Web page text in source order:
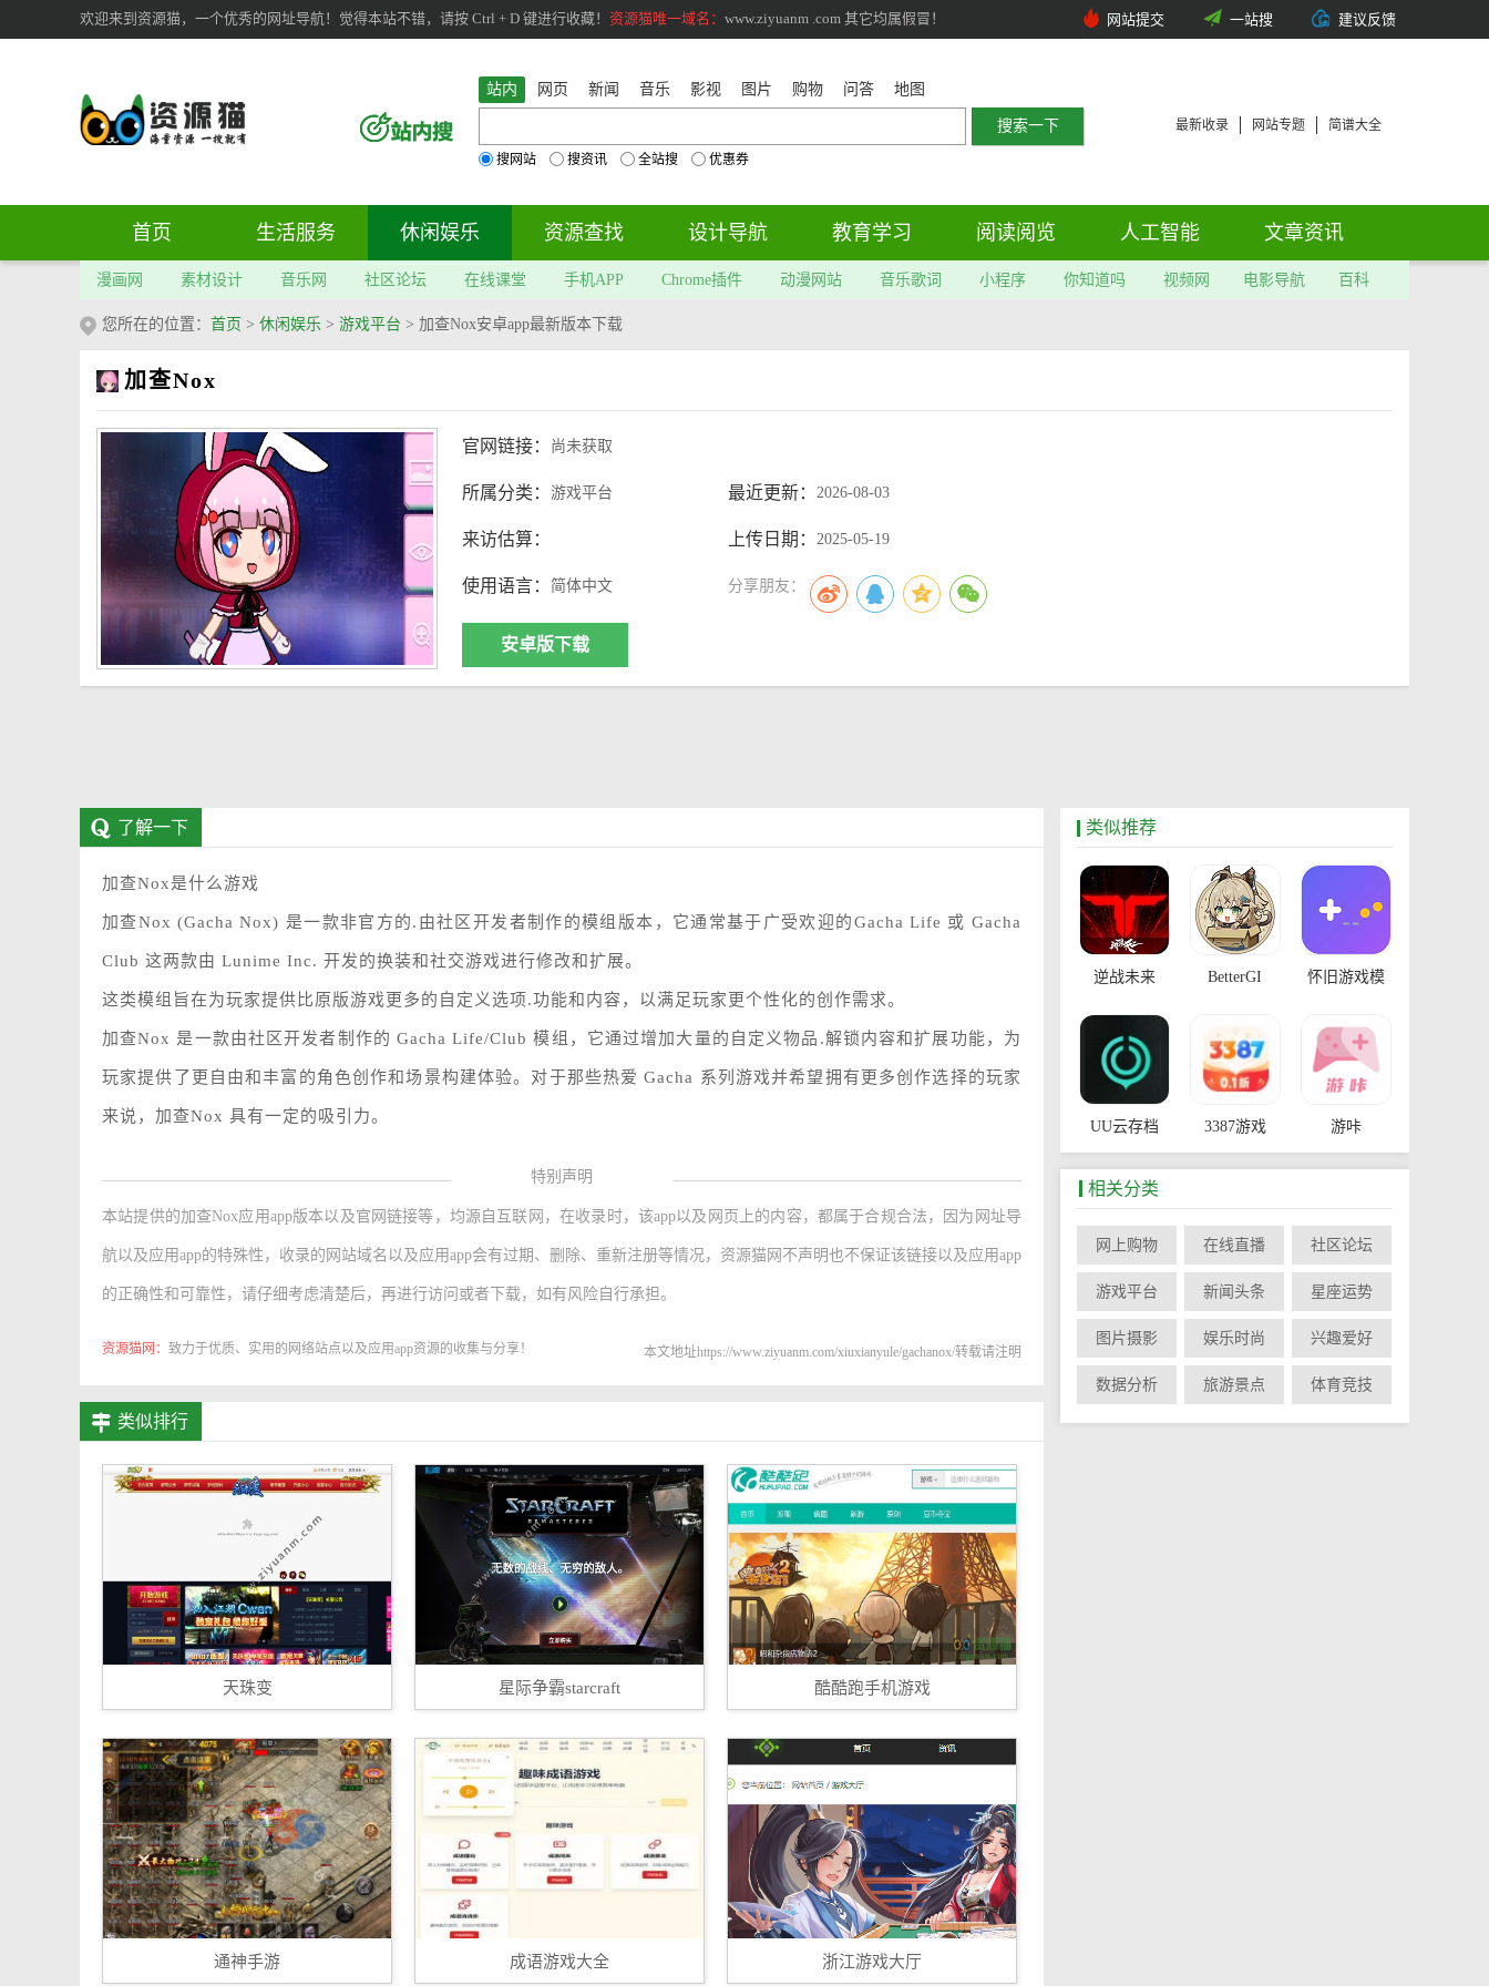
欢迎来到资源猫，一个优秀的网址导航！觉得本站不错，请按 Ctrl + D 键进行收藏！ 资源猫唯一域名： www.ziyuanm .com 其它均属假冒！ 网站提交 一站搜 建议反馈
站内 网页 新闻 音乐 影视 图片 购物 问答 地图
搜网站 搜资讯 全站搜 优惠券
最新收录 网站专题 简谱大全
首页 生活服务 休闲娱乐 资源查找 设计导航 教育学习 阅读阅览 人工智能 文章资讯
漫画网 素材设计 音乐网 社区论坛 在线课堂 手机APP Chrome插件 动漫网站 音乐歌词 小程序 你知道吗 视频网 电影导航 百科
您所在的位置： 首页 > 休闲娱乐 > 游戏平台 > 加查Nox安卓app最新版本下载
加查Nox
官网链接： 尚未获取
所属分类： 游戏平台 最近更新： 2026-08-03
来访估算： 上传日期： 2025-05-19
使用语言： 简体中文 分享朋友：
安卓版下载
了解一下
加查Nox是什么游戏
加查Nox (Gacha Nox) 是一款非官方的.由社区开发者制作的模组版本，它通常基于广受欢迎的Gacha Life 或 Gacha
Club 这两款由 Lunime Inc. 开发的换装和社交游戏进行修改和扩展。
这类模组旨在为玩家提供比原版游戏更多的自定义选项.功能和内容，以满足玩家更个性化的创作需求。
加查Nox 是一款由社区开发者制作的 Gacha Life/Club 模组，它通过增加大量的自定义物品.解锁内容和扩展功能，为
玩家提供了更自由和丰富的角色创作和场景构建体验。对于那些热爱 Gacha 系列游戏并希望拥有更多创作选择的玩家
来说，加查Nox 具有一定的吸引力。
特别声明
本站提供的加查Nox应用app版本以及官网链接等，均源自互联网，在收录时，该app以及网页上的内容，都属于合规合法，因为网址导
航以及应用app的特殊性，收录的网站域名以及应用app会有过期、删除、重新注册等情况，资源猫网不声明也不保证该链接以及应用app
的正确性和可靠性，请仔细考虑清楚后，再进行访问或者下载，如有风险自行承担。
资源猫网： 致力于优质、实用的网络站点以及应用app资源的收集与分享！ 本文地址https://www.ziyuanm.com/xiuxianyule/gachanox/转载请注明
类似排行
天珠变 星际争霸starcraft 酷酷跑手机游戏
通神手游 成语游戏大全 浙江游戏大厅
类似推荐
逆战未来 BetterGI 怀旧游戏模
UU云存档 3387游戏 游咔
SatPixel 物华弥新
相关分类
网上购物 在线直播 社区论坛
游戏平台 新闻头条 星座运势
图片摄影 娱乐时尚 兴趣爱好
数据分析 旅游景点 体育竞技